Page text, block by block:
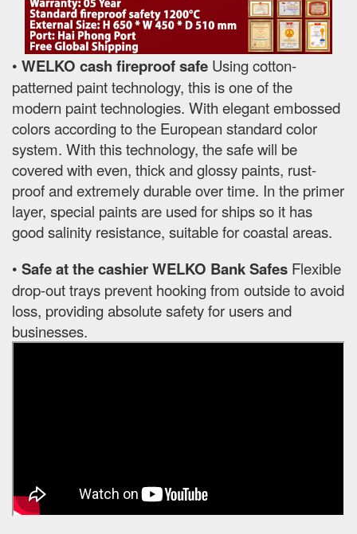
• WELKO cash fireproof safe Using cotton-
patterned paint technology, this is one of the
modern paint technologies. With elegant embossed
colors according to the European standard color
system. With this technology, the safe will be
covered with even, thick and glossy paints, rust-
proof and extremely durable over time. In the primer
layer, special paints are used for ships so it has
good salinity resistance, suitable for coastal areas.
• Safe at the cashier WELKO Bank Safes Flexible
drop-out trays prevent hooking from outside to avoid
loss, providing absolute safety for users and
businesses.